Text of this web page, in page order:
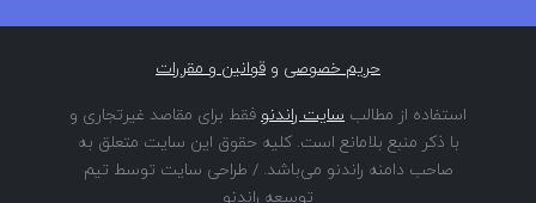
حریم خصوصی و قوانین و مقررات
استفاده از مطالب سایت راندنو فقط برای مقاصد غیرتجاری و
با ذکر منبع بلامانع است. کلیه حقوق این سایت متعلق به
صاحب دامنه راندنو می‌باشد. / طراحی سایت توسط تیم
توسعه راندنو